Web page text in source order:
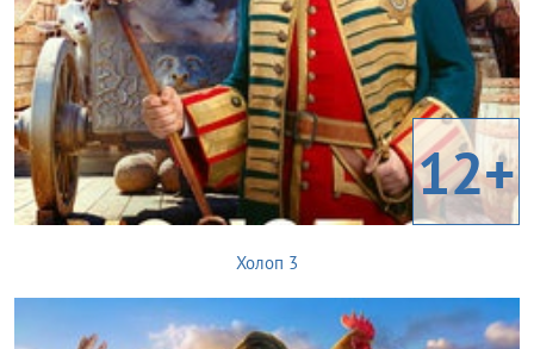
12+
Холоп 3